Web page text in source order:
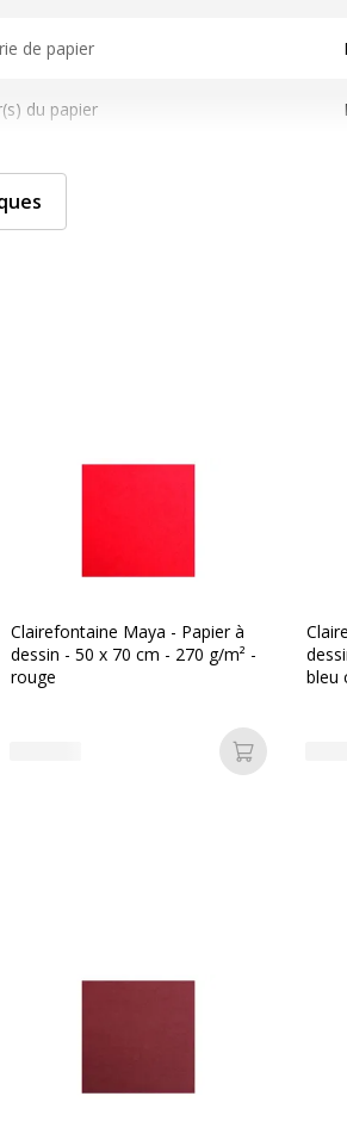
de papier
du papier
incluse
au panier
Clairefontaine Maya - Papier à
dessin - 50 x 70 cm - 270 g/m² -
rouge
Ajouter au
bleu